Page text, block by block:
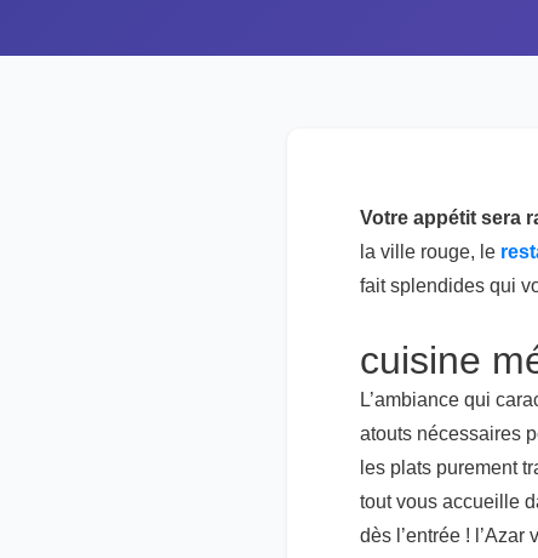
Votre appétit sera
la ville rouge, le
fait splendides qui
cuisine
L’ambiance qui
atouts nécessaires
les plats purement
tout vous accueille
dès l’entrée !